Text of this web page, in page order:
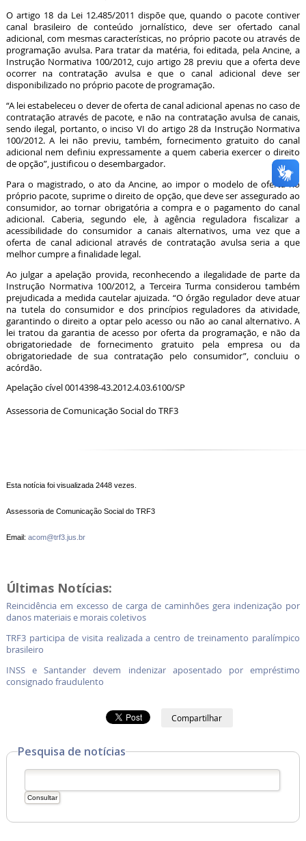
O artigo 18 da Lei 12.485/2011 dispõe que, quando o pacote contiver
canal brasileiro de conteúdo jornalístico, deve ser ofertado canal
adicional, com mesmas características, no próprio pacote ou através de
programação avulsa. Para tratar da matéria, foi editada, pela Ancine, a
Instrução Normativa 100/2012, cujo artigo 28 previu que a oferta deve
ocorrer na contratação avulsa e que o canal adicional deve ser
disponibilizado no próprio pacote de programação.
“A lei estabeleceu o dever de oferta de canal adicional apenas no caso de
contratação através de pacote, e não na contratação avulsa de canais,
sendo ilegal, portanto, o inciso VI do artigo 28 da Instrução Normativa
100/2012. A lei não previu, também, fornecimento gratuito do canal
adicional nem definiu expressamente a quem caberia exercer o direito
de opção”, justificou o desembargador.
Para o magistrado, o ato da Ancine, ao impor o modelo de oferta no
próprio pacote, suprime o direito de opção, que deve ser assegurado ao
consumidor, ao tornar obrigatória a compra e o pagamento do canal
adicional. Caberia, segundo ele, à agência reguladora fiscalizar a
acessibilidade do consumidor a canais alternativos, uma vez que a
oferta de canal adicional através de contratação avulsa seria a que
melhor cumpre a finalidade legal.
Ao julgar a apelação provida, reconhecendo a ilegalidade de parte da
Instrução Normativa 100/2012, a Terceira Turma considerou também
prejudicada a medida cautelar ajuizada. “O órgão regulador deve atuar
na tutela do consumidor e dos princípios reguladores da atividade,
garantindo o direito a optar pelo acesso ou não ao canal alternativo. A
lei tratou da garantia de acesso por oferta da programação, e não da
obrigatoriedade de fornecimento gratuito pela empresa ou da
obrigatoriedade de sua contratação pelo consumidor”, concluiu o
acórdão.
Apelação cível 0014398-43.2012.4.03.6100/SP
Assessoria de Comunicação Social do TRF3
Esta notícia foi visualizada 2448 vezes.
Assessoria de Comunicação Social do TRF3
Email: acom@trf3.jus.br
Últimas Notícias:
Reincidência em excesso de carga de caminhões gera indenização por
danos materiais e morais coletivos
TRF3 participa de visita realizada a centro de treinamento paralímpico
brasileiro
INSS e Santander devem indenizar aposentado por empréstimo
consignado fraudulento
Compartilhar
Pesquisa de notícias